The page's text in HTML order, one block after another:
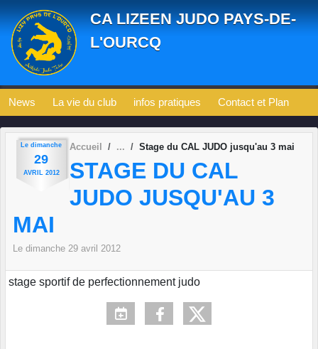
CA LIZEEN JUDO PAYS-DE-
L'OURCQ
News La vie du club infos pratiques Contact et Plan
Le dimanche
29
AVRIL 2012
Accueil Stage du CAL JUDO jusqu'au 3 mai
STAGE DU CAL
JUDO JUSQU'AU 3
MAI
Le dimanche 29 avril 2012
stage sportif de perfectionnement judo
Panneau de gestion des cookies